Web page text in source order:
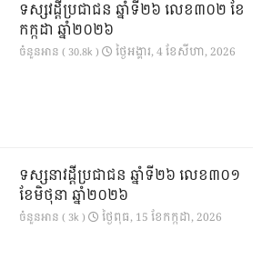
ទស្សវដ្តីប្រជាជន ឆ្នាំទី២៦ លេខ៣០២ ខែ
កក្កដា ឆ្នាំ២០២៦
ចំនួនអាន ( 30.8k ) ថ្ងៃ​អង្គារ, 4 ខែ​សីហា, 2026
ទស្សនាវដ្ដីប្រជាជន ឆ្នាំទី២៦ លេខ៣០១
ខែមិថុនា ឆ្នាំ២០២៦
ចំនួនអាន ( 3k ) ថ្ងៃ​ពុធ, 15 ខែ​កក្កដា, 2026